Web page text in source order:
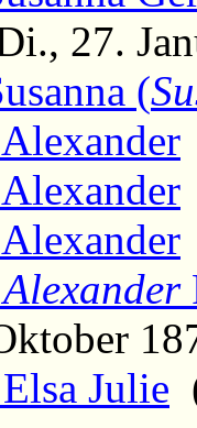
27.
(
Alexander
Julie